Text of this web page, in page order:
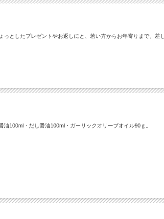
としたプレゼントやお返しにと、若い方からお年寄りまで、差
100ml・だし醤油100ml・ガーリックオリーブオイル90ｇ。